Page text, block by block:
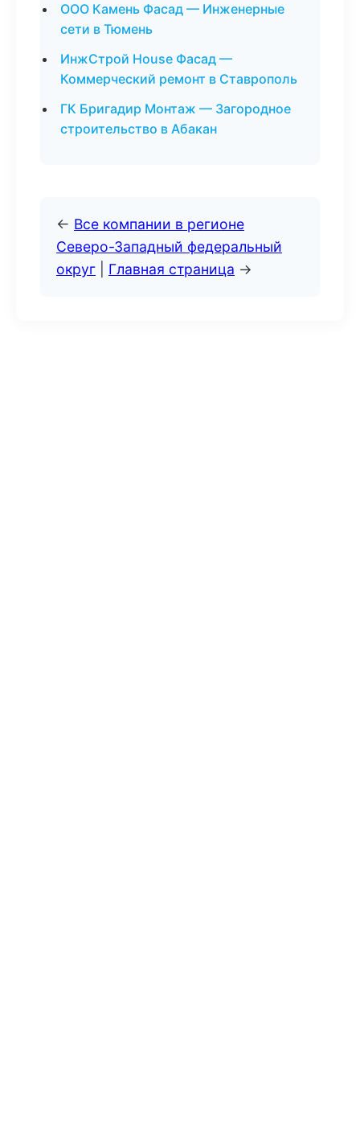
ООО Камень Фасад — Инженерные
сети в Тюмень
ИнжСтрой House Фасад —
Коммерческий ремонт в Ставрополь
ГК Бригадир Монтаж — Загородное
строительство в Абакан
← Все компании в регионе
Северо-Западный федеральный
округ
Главная страница →